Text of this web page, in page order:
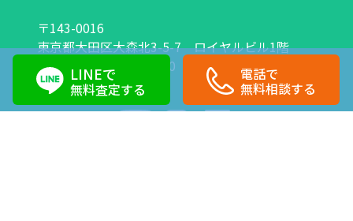
LINEで
無料査定する
電話で
無料相談する
〒143-0016
東京都大田区大森北3-5-7 ロイヤルビル1階
営業時間：10:00～18:00 定休日：日曜日・祝日
0120-89-0007 03-6423-1033